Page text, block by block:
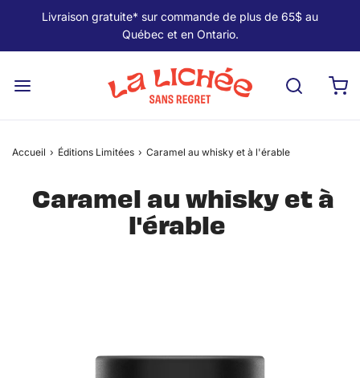
Livraison gratuite* sur commande de plus de 65$ au
Québec et en Ontario.
Accueil › Éditions Limitées › Caramel au whisky et à l'érable
Caramel au whisky et à
l'érable